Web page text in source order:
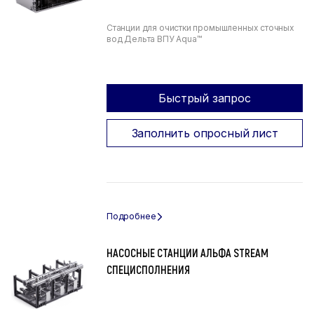
Станции для очистки промышленных сточных
вод Дельта ВПУ Aqua™
Быстрый запрос
Заполнить опросный лист
НАСОСНЫЕ СТАНЦИИ АЛЬФА STREAM
СПЕЦИСПОЛНЕНИЯ